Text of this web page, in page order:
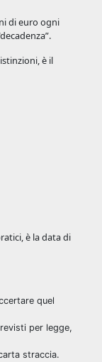
di euro ogni
è il
è la data di
quel
per legge,
straccia.